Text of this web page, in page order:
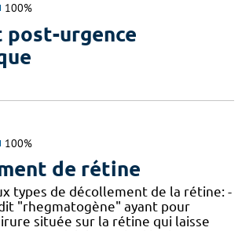
100%
post-urgence
100%
de rétine
types de décollement de la rétine: -
"rhegmatogène" ayant pour
située sur la rétine qui laisse